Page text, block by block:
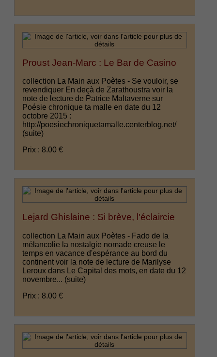
Proust Jean-Marc : Le Bar de Casino
collection La Main aux Poètes - Se vouloir, se
revendiquer En deçà de Zarathoustra voir la
note de lecture de Patrice Maltaverne sur
Poésie chronique ta malle en date du 12
octobre 2015 :
http://poesiechroniquetamalle.centerblog.net/
(suite)
Prix : 8.00 €
Lejard Ghislaine : Si brève, l'éclaircie
collection La Main aux Poètes - Fado de la
mélancolie la nostalgie nomade creuse le
temps en vacance d'espérance au bord du
continent voir la note de lecture de Marilyse
Leroux dans Le Capital des mots, en date du 12
novembre... (suite)
Prix : 8.00 €